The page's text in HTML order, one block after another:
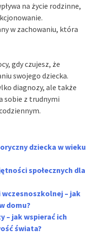
na życie rodzinne,
w zachowaniu, która
gdy czujesz, że
swojego dziecka.
diagnozy, ale także
sobie z trudnymi
dziecka w wieku
społecznych dla
– jak
domu?
– jak wspierać ich
świata?